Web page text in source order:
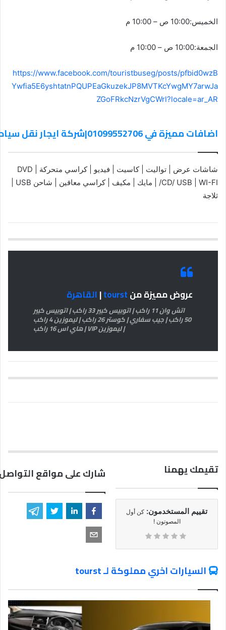
الخميس:10:00 ص – 10:00 م
الجمعة:10:00 ص – 10:00 م
https://www.facebook.com/touristbuseg/posts/pfbid0wzB
Ywfia5E6yshtatnPQUPEaGkuzekJP8MVTKcYwgMY7arwJa
ZGoFRkcNzrVgCWrl?locale=ar_AR
اضافات مميزة في 01099552706|شركة ايجار نقل سياحى – أقل سعر ايجار اتوبيس سياحى مرسيدس
شاشات عرض | تواليت | كاسيت | فيديو | كراسي متحركة | DVD
ثلاجة
عروض مميزة منtourst
|القاهرة
اتش وان 11 راكب | اتوبيس كبير 33 راكب | اتوبيس كبير
50 راكب | جيب سفاري | كوستر 26 راكب | ليموزين 4 راكب
| ليموزين VIP | هاي اس 16 راكب
تقيمك يهمنا
تقييم المستخدمون: كن أول
المصوتون !
شارك على مواقع
السيارات اخري مملوكة لـ tourst